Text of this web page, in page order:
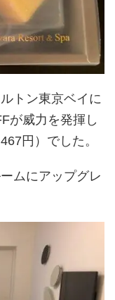
トン東京ベイに
が威力を発揮し
円）でした。
ムにアップグレ